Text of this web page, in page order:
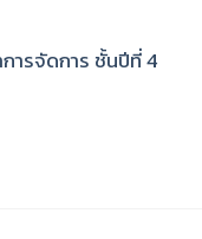
ารจัดการ ชั้นปีที่ 4